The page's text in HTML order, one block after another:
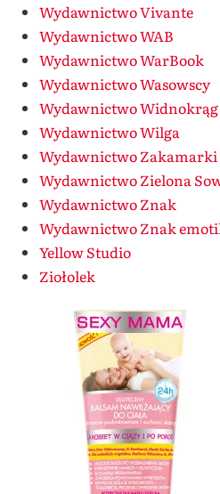
Wydawnictwo Vivante
Wydawnictwo WAB
Wydawnictwo WarBook
Wydawnictwo Wasowscy
Wydawnictwo Widnokrąg
Wydawnictwo Wilga
Wydawnictwo Zakamarki
Wydawnictwo Zielona
Wydawnictwo Znak
Wydawnictwo Znak
Yellow Studio
Ziołolek